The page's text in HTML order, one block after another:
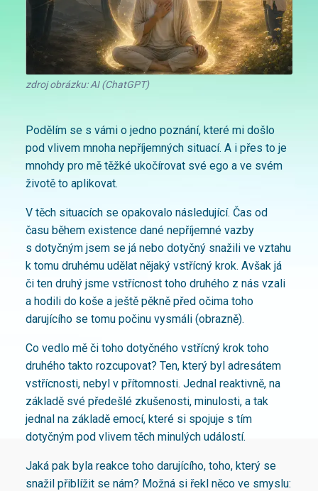
zdroj obrázku: AI (ChatGPT)
Podělím se s vámi o jedno poznání, které mi došlo
pod vlivem mnoha nepříjemných situací. A i přes to je
mnohdy pro mě těžké ukočírovat své ego a ve svém
životě to aplikovat.
V těch situacích se opakovalo následující. Čas od
času během existence dané nepříjemné vazby
s dotyčným jsem se já nebo dotyčný snažili ve vztahu
k tomu druhému udělat nějaký vstřícný krok. Avšak já
či ten druhý jsme vstřícnost toho druhého z nás vzali
a hodili do koše a ještě pěkně před očima toho
darujícího se tomu počinu vysmáli (obrazně).
Co vedlo mě či toho dotyčného vstřícný krok toho
druhého takto rozcupovat? Ten, který byl adresátem
vstřícnosti, nebyl v přítomnosti. Jednal reaktivně, na
základě své předešlé zkušenosti, minulosti, a tak
jednal na základě emocí, které si spojuje s tím
dotyčným pod vlivem těch minulých událostí.
Jaká pak byla reakce toho darujícího, toho, který se
snažil přiblížit se nám? Možná si řekl něco ve smyslu: